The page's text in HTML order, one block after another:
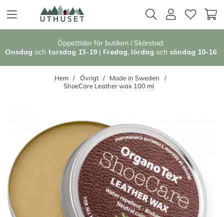
Öppettider för butiken i Skärstad:
Onsdag och torsdag 13-19 | Fredag, lördag och söndag 10-16
Hem Övrigt
Made in Sweden
ShoeCare Leather wax 100 ml